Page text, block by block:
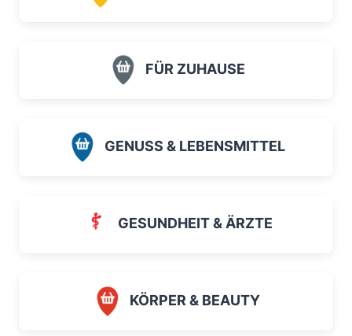
FÜR ZUHAUSE
GENUSS & LEBENSMITTEL
GESUNDHEIT & ÄRZTE
KÖRPER & BEAUTY